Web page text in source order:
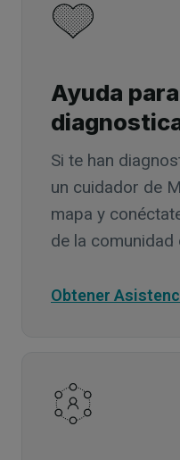
Ayuda
Si te han
un cuidador de
mapa y
de la
Obtener